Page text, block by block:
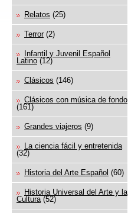
Relatos (25)
Terror (2)
Infantil y Juvenil Español
Latino(12)
Clásicos (146)
Clásicos con música de fondo
(161)
Grandes viajeros (9)
La ciencia fácil y entretenida
(32)
Historia del Arte Español (60)
Historia Universal del Arte y la
Cultura(52)